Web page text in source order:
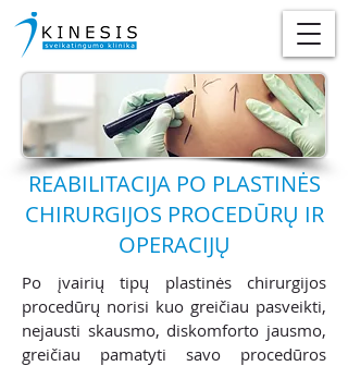
REABILITACIJA PO PLASTINĖS
CHIRURGIJOS PROCEDŪRŲ IR
OPERACIJŲ
Po įvairių tipų plastinės chirurgijos
procedūrų norisi kuo greičiau pasveikti,
nejausti skausmo, diskomforto jausmo,
greičiau pamatyti savo procedūros